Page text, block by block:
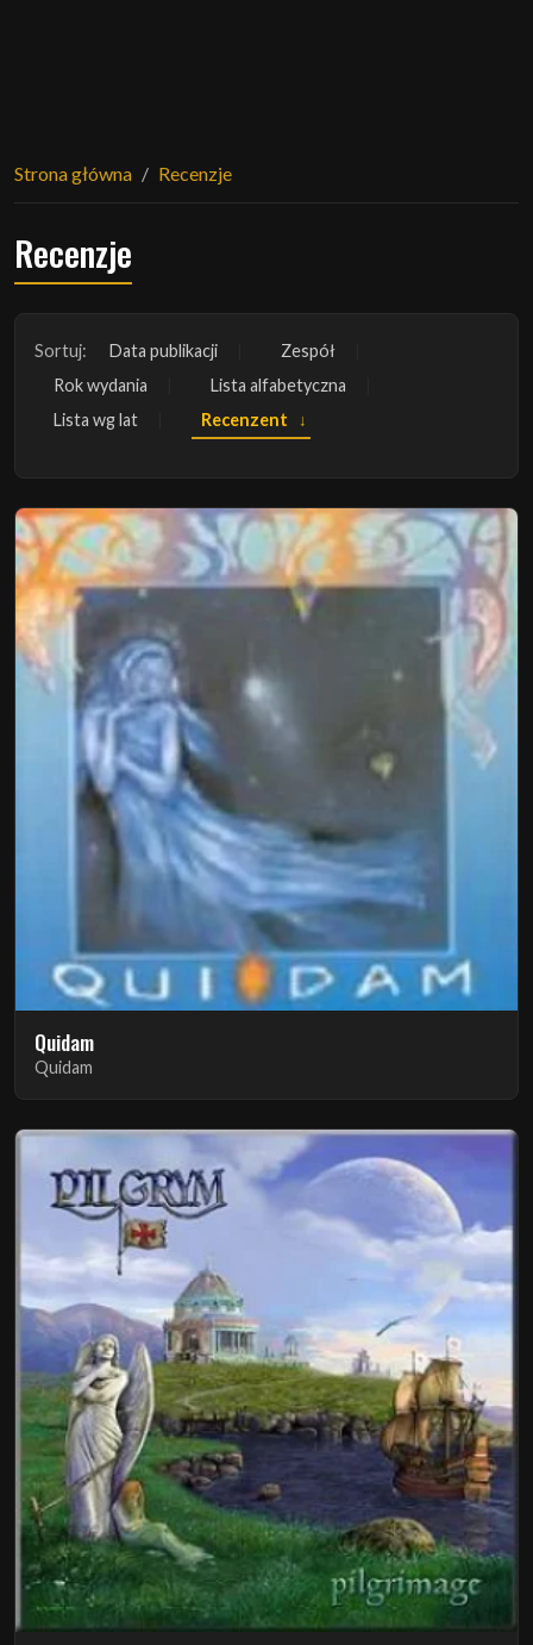
Strona główna Recenzje
Recenzje
Sortuj: Data publikacji
Zespół
Rok wydania
Lista alfabetyczna
Lista wg lat
Recenzent
Quidam
Quidam